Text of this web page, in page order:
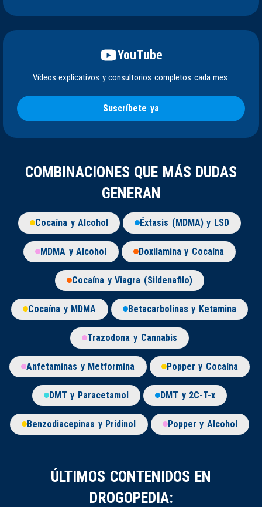
YouTube
Vídeos explicativos y consultorios completos cada mes.
Suscríbete ya
COMBINACIONES QUE MÁS DUDAS
GENERAN
Cocaína y Alcohol Éxtasis (MDMA) y LSD
MDMA y Alcohol Doxilamina y Cocaína
Cocaína y Viagra (Sildenafilo)
Cocaína y MDMA Betacarbolinas y Ketamina
Trazodona y Cannabis
Anfetaminas y Metformina Popper y Cocaína
DMT y Paracetamol DMT y 2C-T-x
Benzodiacepinas y Pridinol Popper y Alcohol
ÚLTIMOS CONTENIDOS EN
DROGOPEDIA: